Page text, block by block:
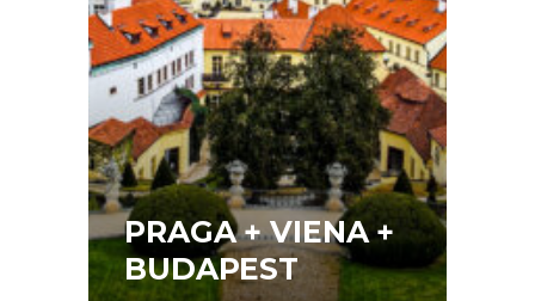
PRAGA + VIENA +
BUDAPEST